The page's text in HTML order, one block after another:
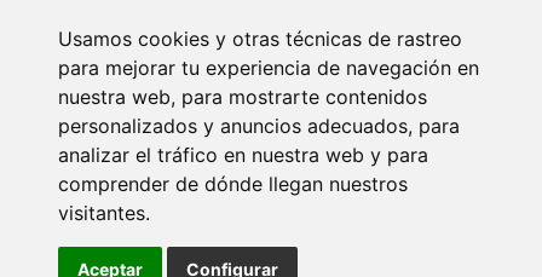
Usamos cookies y otras técnicas de rastreo
para mejorar tu experiencia de navegación en
nuestra web, para mostrarte contenidos
personalizados y anuncios adecuados, para
analizar el tráfico en nuestra web y para
comprender de dónde llegan nuestros
visitantes.
Aceptar Configurar
AVISO LEGAL POLITICA DE COOKIES
POLITICA DE PRIVACIDAD
PUBLICIDAD EN LA REVISTA QUÉ LEER
SORTEO-PREESTRENOS
SUSCRIPCIONES
Connecor Revistas